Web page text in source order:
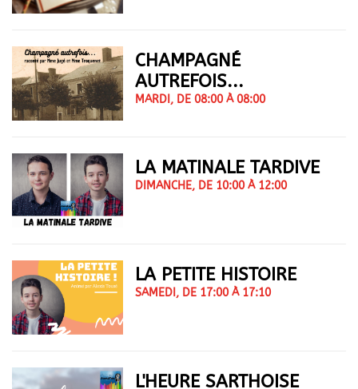
CHAMPAGNÉ
AUTREFOIS...
MARDI, DE 08:00 À 08:00
LA MATINALE TARDIVE
DIMANCHE, DE 10:00 À 12:00
LA PETITE HISTOIRE
SAMEDI, DE 17:00 À 17:10
L'HEURE SARTHOISE